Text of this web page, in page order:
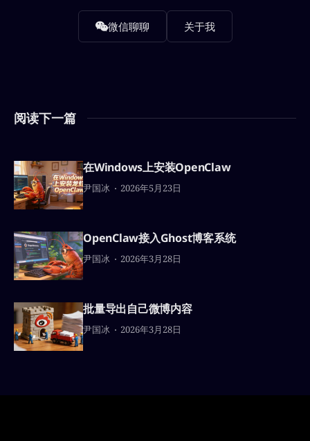
微信聊聊 关于我
阅读下一篇
在Windows上安装OpenClaw
尹国冰 2026年5月23日
OpenClaw接入Ghost博客系统
尹国冰 2026年3月28日
批量导出自己微博内容
尹国冰 2026年3月28日